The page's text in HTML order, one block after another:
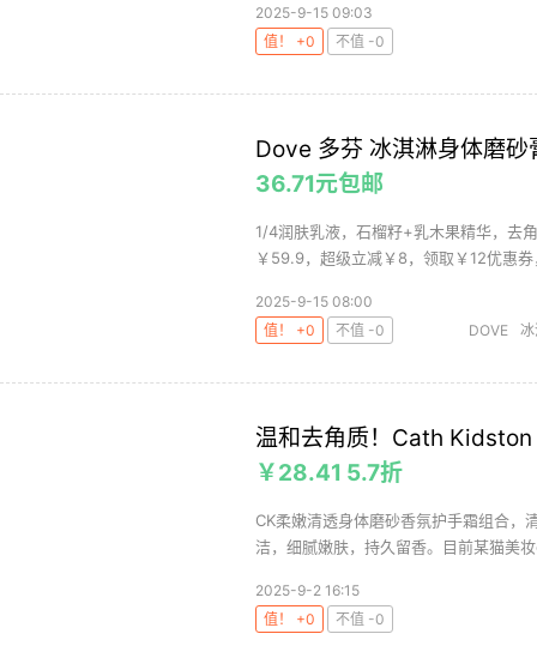
2025-9-15 09:03
值！ +0
不值 -0
Dove 多芬 冰淇淋身体磨
36.71元包邮
1/4润肤乳液，石榴籽+乳木果精华，去
￥59.9，超级立减￥8，领取￥12优惠
2025-9-15 08:00
值！ +0
不值 -0 DOVE
温和去角质！Cath
￥28.41 5.7折
CK柔嫩清透身体磨砂香氛护手霜组合，
洁，细腻嫩肤，持久留香。目前某猫美
2025-9-2 16:15
值！ +0
不值 -0